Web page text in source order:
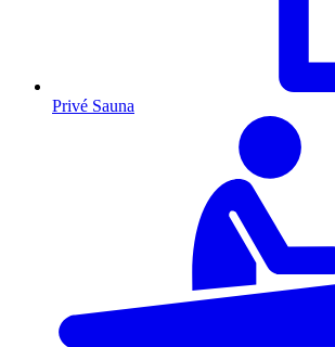
Privé Sauna